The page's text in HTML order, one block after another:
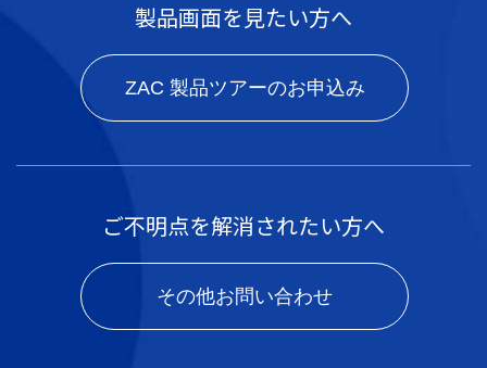
製品画面を見たい方へ
ZAC 製品ツアーのお申込み
ご不明点を解消されたい方へ
その他お問い合わせ